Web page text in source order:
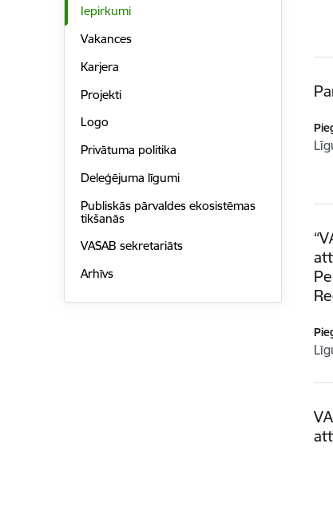
Iepirkumi
Vakances
Karjera
Projekti
Logo
Privātuma politika
Deleģējuma līgumi
Publiskās pārvaldes ekosistēmas
tikšanās
VASAB sekretariāts
Arhīvs